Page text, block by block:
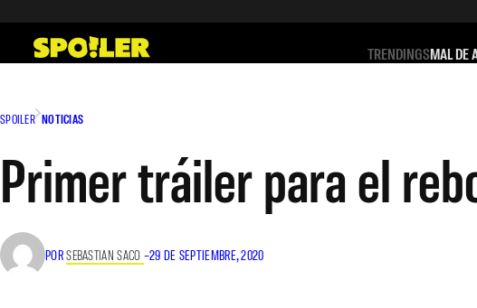
contenido
TRENDINGSMAL DE
SPOILER NOTICIAS
Primer tráiler para el
PORSEBASTIAN SACO –29 DE SEPTIEMBRE, 2020